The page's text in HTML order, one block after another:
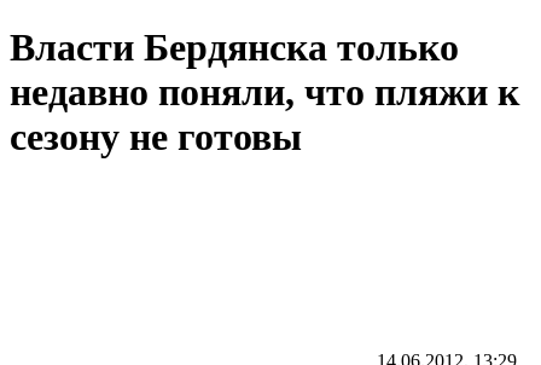
Власти Бердянска только
недавно поняли, что пляжи к
сезону не готовы
14.06.2012, 13:29